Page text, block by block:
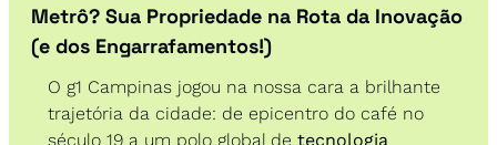
Metrô? Sua Propriedade na Rota da Inovação
(e dos Engarrafamentos!)
O g1 Campinas jogou na nossa cara a brilhante
trajetória da cidade: de epicentro do café no
século 19 a um polo global de tecnologia